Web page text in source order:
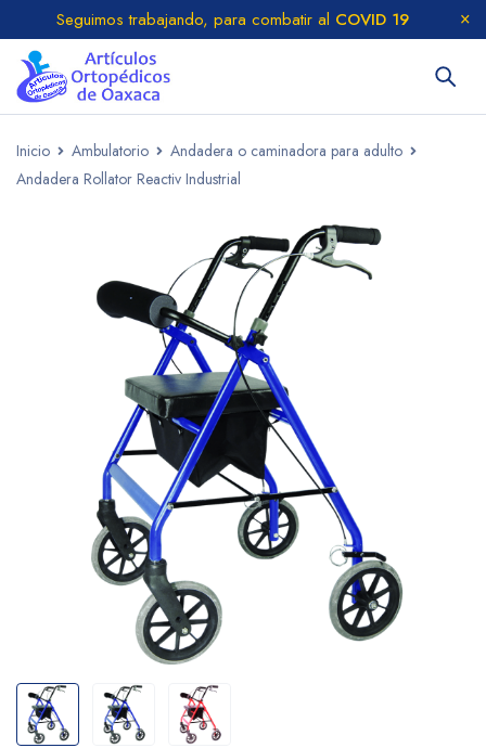
Seguimos trabajando, para combatir al COVID 19
Inicio Ambulatorio
Andadera o caminadora para adulto
Andadera Rollator Reactiv Industrial